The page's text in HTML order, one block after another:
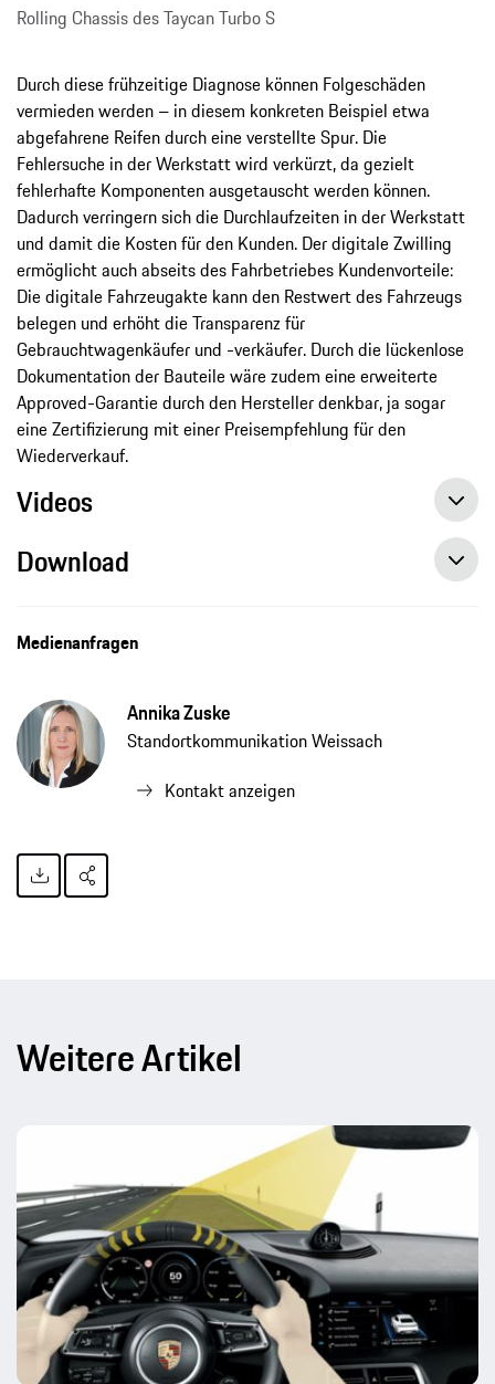
Rolling Chassis des Taycan Turbo S
Durch diese frühzeitige Diagnose können Folgeschäden
vermieden werden – in diesem konkreten Beispiel etwa
abgefahrene Reifen durch eine verstellte Spur. Die
Fehlersuche in der Werkstatt wird verkürzt, da gezielt
fehlerhafte Komponenten ausgetauscht werden können.
Dadurch verringern sich die Durchlaufzeiten in der Werkstatt
und damit die Kosten für den Kunden. Der digitale Zwilling
ermöglicht auch abseits des Fahrbetriebes Kundenvorteile:
Die digitale Fahrzeugakte kann den Restwert des Fahrzeugs
belegen und erhöht die Transparenz für
Gebrauchtwagenkäufer und -verkäufer. Durch die lückenlose
Dokumentation der Bauteile wäre zudem eine erweiterte
Approved-Garantie durch den Hersteller denkbar, ja sogar
eine Zertifizierung mit einer Preisempfehlung für den
Wiederverkauf.
Videos
Download
Medienanfragen
Annika Zuske
Standortkommunikation Weissach
Kontakt anzeigen
Weitere Artikel